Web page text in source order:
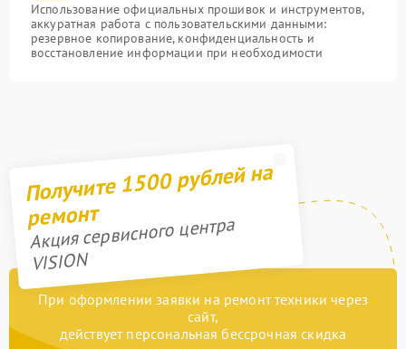
Использование официальных прошивок и инструментов,
аккуратная работа с пользовательскими данными:
резервное копирование, конфиденциальность и
восстановление информации при необходимости
Получите 1500 рублей на
ремонт
Акция сервисного центра
VISION
При оформлении заявки на ремонт техники через
сайт,
действует персональная бессрочная скидка